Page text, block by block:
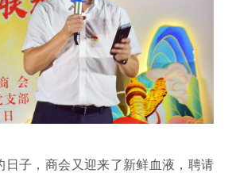
日子，商会又迎来了新鲜血液，聘请